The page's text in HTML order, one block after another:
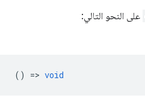
على النحو التالي:
() => void